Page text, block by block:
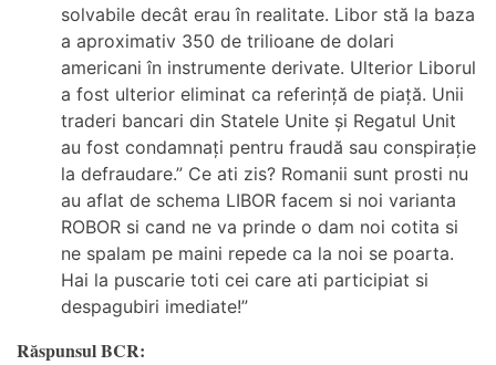
solvabile decât erau în realitate. Libor stă la baza
a aproximativ 350 de trilioane de dolari
americani în instrumente derivate. Ulterior Liborul
a fost ulterior eliminat ca referință de piață. Unii
traderi bancari din Statele Unite și Regatul Unit
au fost condamnați pentru fraudă sau conspirație
la defraudare.” Ce ati zis? Romanii sunt prosti nu
au aflat de schema LIBOR facem si noi varianta
ROBOR si cand ne va prinde o dam noi cotita si
ne spalam pe maini repede ca la noi se poarta.
Hai la puscarie toti cei care ati participiat si
despagubiri imediate!”
Răspunsul BCR: